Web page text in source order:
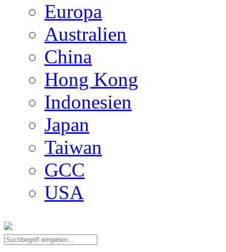
Europa
Australien
China
Hong Kong
Indonesien
Japan
Taiwan
GCC
USA